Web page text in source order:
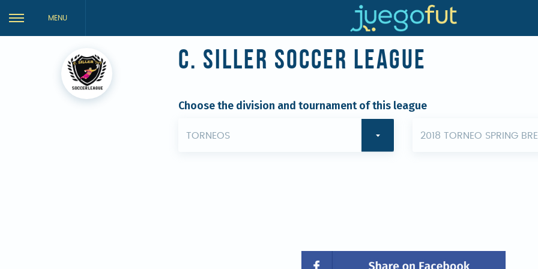
MENU
C. Siller Soccer League
Choose the division and tournament of this league